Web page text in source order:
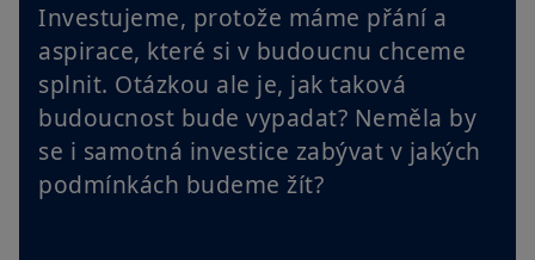
Investujeme, protože máme přání a
aspirace, které si v budoucnu chceme
splnit. Otázkou ale je, jak taková
budoucnost bude vypadat? Neměla by
se i samotná investice zabývat v jakých
podmínkách budeme žít?